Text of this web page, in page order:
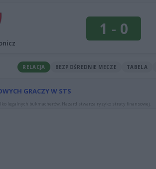
1 - 0
RELACJA BEZPOŚREDNIE MECZE TABELA
GRACZY W STS
legalnych bukmacherów. Hazard stwarza ryzyko straty finansowej.